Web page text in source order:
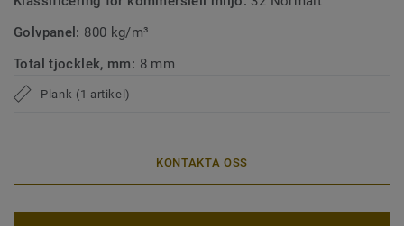
Golvpanel: 800 kg/m³
Total tjocklek, mm: 8 mm
Plank (1 artikel)
KONTAKTA OSS